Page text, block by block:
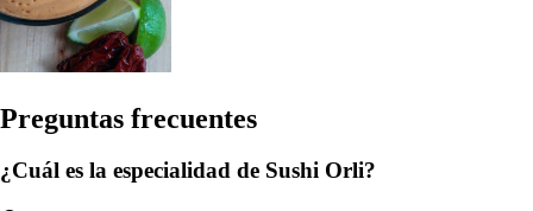
Preguntas frecuentes
¿Cuál es la especialidad de Sushi Orli?